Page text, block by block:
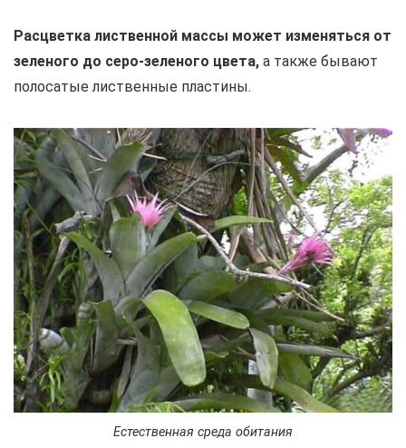
Расцветка лиственной массы может изменяться от
зеленого до серо-зеленого цвета, а также бывают
полосатые лиственные пластины.
Естественная среда обитания